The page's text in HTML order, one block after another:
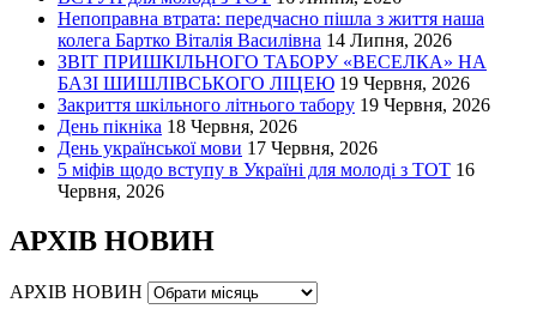
Непоправна втрата: передчасно пішла з життя наша
колега Бартко Віталія Василівна 14 Липня, 2026
ЗВІТ ПРИШКІЛЬНОГО ТАБОРУ «ВЕСЕЛКА» НА
БАЗІ ШИШЛІВСЬКОГО ЛІЦЕЮ 19 Червня, 2026
Закриття шкільного літнього табору 19 Червня, 2026
День пікніка 18 Червня, 2026
День української мови 17 Червня, 2026
5 міфів щодо вступу в Україні для молоді з ТОТ 16
Червня, 2026
АРХІВ НОВИН
АРХІВ НОВИН